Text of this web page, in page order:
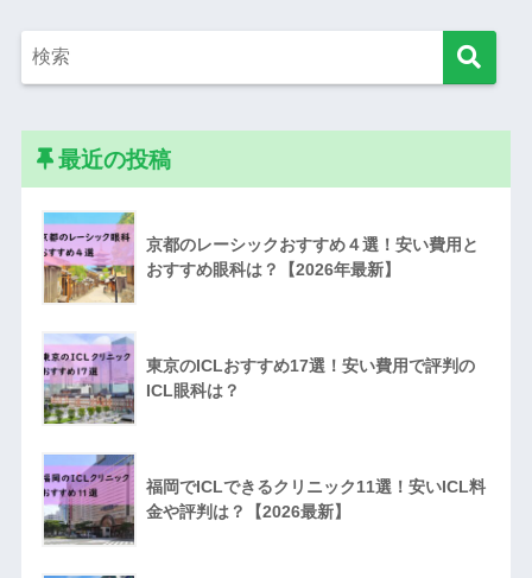
最近の投稿
京都のレーシックおすすめ４選！安い費用と
おすすめ眼科は？【2026年最新】
東京のICLおすすめ17選！安い費用で評判の
ICL眼科は？
福岡でICLできるクリニック11選！安いICL料
金や評判は？【2026最新】